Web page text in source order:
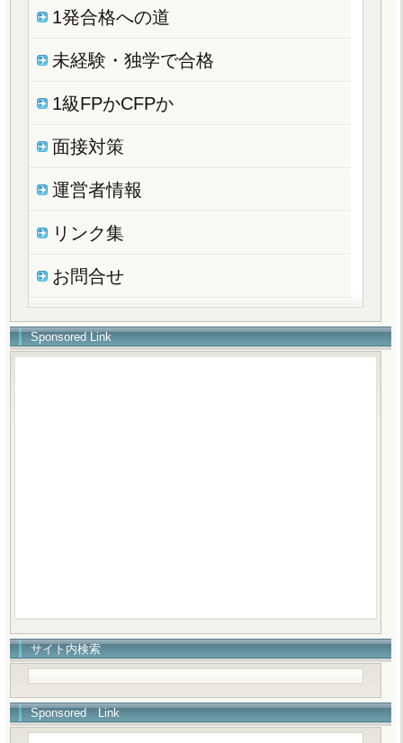
1発合格への道
未経験・独学で合格
1級FPかCFPか
面接対策
運営者情報
リンク集
お問合せ
Sponsored Link
サイト内検索
Sponsored Link